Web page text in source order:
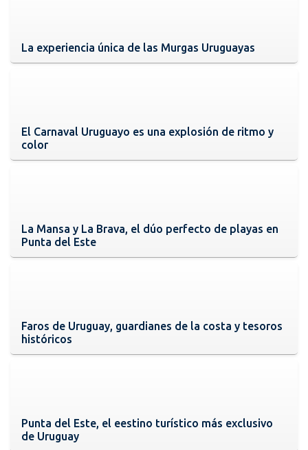
La experiencia única de las Murgas Uruguayas
El Carnaval Uruguayo es una explosión de ritmo y
color
La Mansa y La Brava, el dúo perfecto de playas en
Punta del Este
Faros de Uruguay, guardianes de la costa y tesoros
históricos
Punta del Este, el eestino turístico más exclusivo
de Uruguay